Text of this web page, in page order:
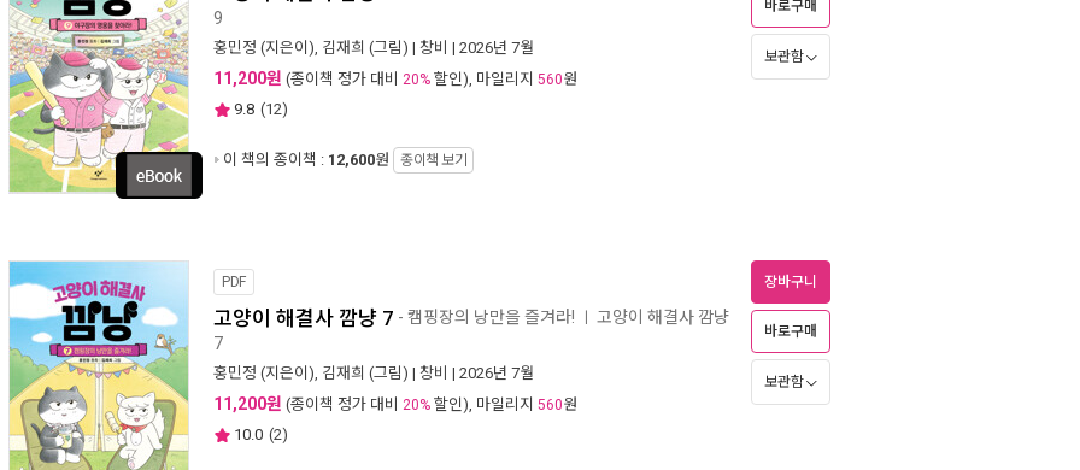
9
홍민정 (지은이), 김재희 (그림) | 창비 | 2026년 7월
11,200원 (종이책 정가 대비 20% 할인), 마일리지 560원
9.8 (12)
이 책의 종이책 : 12,600원 종이책 보기
바로구매
보관함
PDF
고양이 해결사 깜냥 7 - 캠핑장의 낭만을 즐겨라! 고양이 해결사 깜냥
7
홍민정 (지은이), 김재희 (그림) | 창비 | 2026년 7월
11,200원 (종이책 정가 대비 20% 할인), 마일리지 560원
10.0 (2)
장바구니
바로구매
보관함